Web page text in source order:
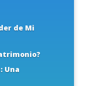
de Mi
Una